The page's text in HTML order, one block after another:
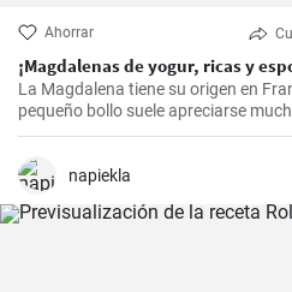
Ahorrar
¡Magdalenas de yogur, ricas y
La Magdalena tiene su origen en
pequeño bollo suele apreciarse mucho a la hora del desayuno o
la merienda. ¡Con la receta que os
napiekla